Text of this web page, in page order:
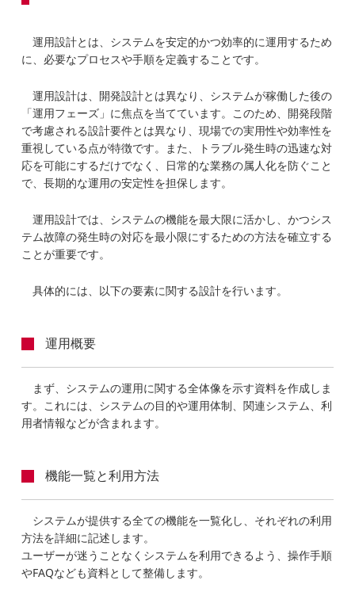
運用設計とは、システムを安定的かつ効率的に運用するため
に、必要なプロセスや手順を定義することです。
運用設計は、開発設計とは異なり、システムが稼働した後の
「運用フェーズ」に焦点を当てています。このため、開発段階
で考慮される設計要件とは異なり、現場での実用性や効率性を
重視している点が特徴です。また、トラブル発生時の迅速な対
応を可能にするだけでなく、日常的な業務の属人化を防ぐこと
で、長期的な運用の安定性を担保します。
運用設計では、システムの機能を最大限に活かし、かつシス
テム故障の発生時の対応を最小限にするための方法を確立する
ことが重要です。
具体的には、以下の要素に関する設計を行います。
運用概要
まず、システムの運用に関する全体像を示す資料を作成しま
す。これには、システムの目的や運用体制、関連システム、利
用者情報などが含まれます。
機能一覧と利用方法
システムが提供する全ての機能を一覧化し、それぞれの利用
方法を詳細に記述します。
ユーザーが迷うことなくシステムを利用できるよう、操作手順
やFAQなども資料として整備します。